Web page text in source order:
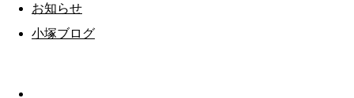
お知らせ
小塚ブログ